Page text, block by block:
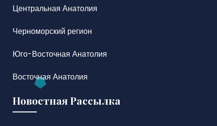
Центральная Анатолия
Черноморский регион
Юго-Восточная Анатолия
Восточная Анатолия
Новостная Рассылка